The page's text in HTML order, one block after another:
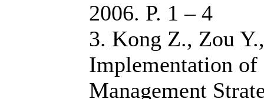
2006. P. 1 – 4
3. Kong Z., Zou
Implementation of
Management